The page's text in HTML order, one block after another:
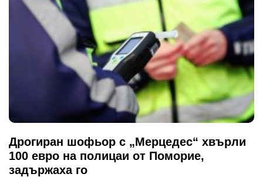
Дрогиран шофьор с „Мерцедес“ хвърли
100 евро на полицаи от Поморие,
задържаха го